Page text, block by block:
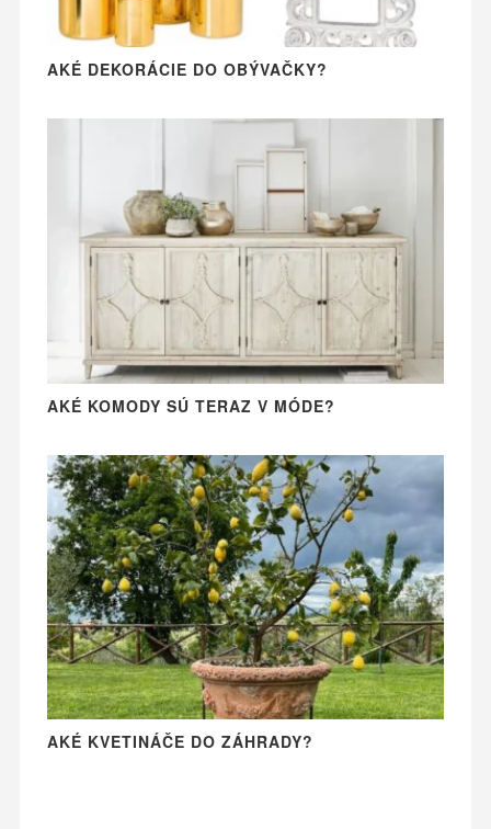
AKÉ DEKORÁCIE DO OBÝVAČKY?
AKÉ KOMODY SÚ TERAZ V MÓDE?
AKÉ KVETINÁČE DO ZÁHRADY?